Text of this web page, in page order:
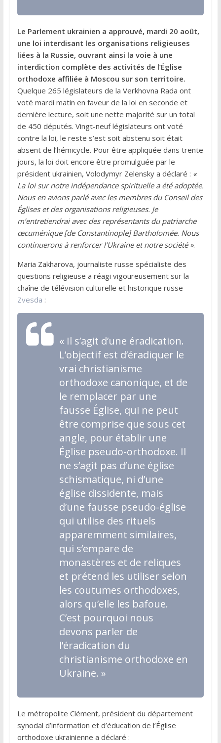
Le Parlement ukrainien a approuvé, mardi 20 août,
une loi interdisant les organisations religieuses
liées à la Russie, ouvrant ainsi la voie à une
interdiction complète des activités de l’Église
orthodoxe affiliée à Moscou sur son territoire.
Quelque 265 législateurs de la Verkhovna Rada ont
voté mardi matin en faveur de la loi en seconde et
dernière lecture, soit une nette majorité sur un total
de 450 députés. Vingt-neuf législateurs ont voté
contre la loi, le reste s’est soit abstenu soit était
absent de l’hémicycle. Pour être appliquée dans trente
jours, la loi doit encore être promulguée par le
président ukrainien, Volodymyr Zelensky a déclaré : «
La loi sur notre indépendance spirituelle a été adoptée.
Nous en avions parlé avec les membres du Conseil des
Églises et des organisations religieuses. Je
m’entretiendrai avec des représentants du patriarche
œcuménique [de Constantinople] Bartholomée. Nous
continuerons à renforcer l’Ukraine et notre société ».
Maria Zakharova, journaliste russe spécialiste des
questions religieuse a réagi vigoureusement sur la
chaîne de télévision culturelle et historique russe
Zvesda :
« Il s’agit d’une éradication.
L’objectif est d’éradiquer le
vrai christianisme
orthodoxe canonique, et de
le remplacer par une
fausse Église, qui ne peut
être comprise que sous cet
angle, pour établir une
Église pseudo-orthodoxe. Il
ne s’agit pas d’une église
schismatique, ni d’une
église dissidente, mais
d’une fausse pseudo-église
qui utilise des rituels
apparemment similaires,
qui s’empare de
monastères et de reliques
et prétend les utiliser selon
les coutumes orthodoxes,
alors qu’elle les bafoue.
C’est pourquoi nous
devons parler de
l’éradication du
christianisme orthodoxe en
Ukraine. »
Le métropolite Clément, président du département
synodal d’information et d’éducation de l’Église
orthodoxe ukrainienne a déclaré :